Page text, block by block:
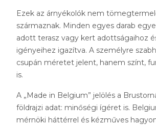
Ezek az árnyékolók nem
származnak. Minden egyes darab
adott terasz vagy kert adottságaihoz
igényeihez igazítva. A személyre
csupán méretet jelent, hanem színt,
is.
A „Made in Belgium” jelölés a
földrajzi adat: minőségi ígéret is.
mérnöki háttérrel és kézműves